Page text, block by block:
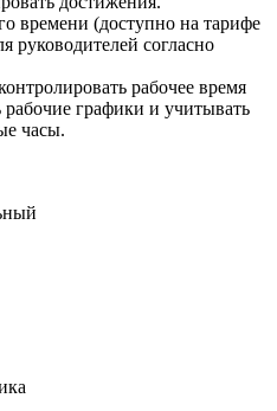
времени (доступно на тарифе
руководителей согласно
рабочее время
рабочие графики и учитывать
часы.